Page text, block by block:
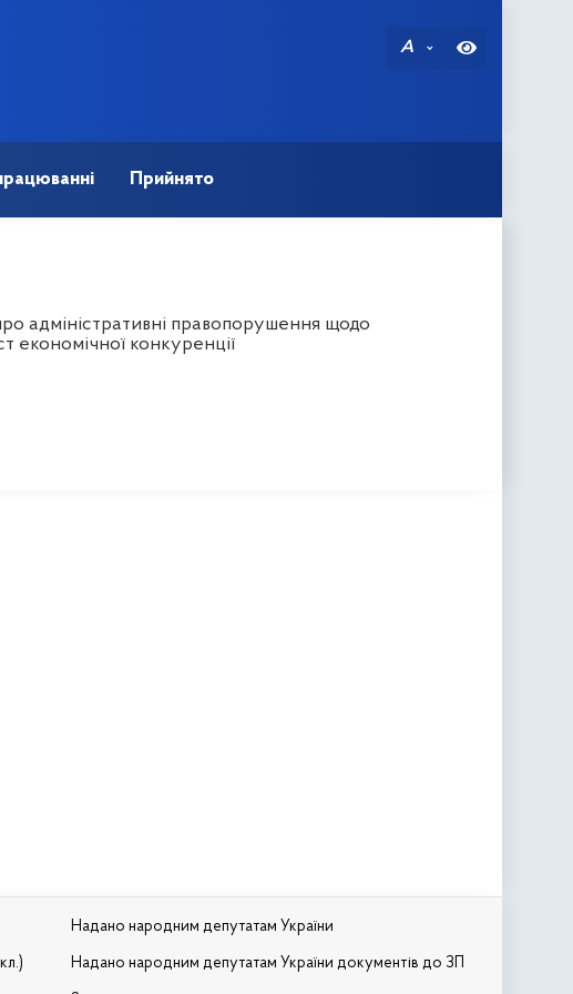
A
Прийнято
адміністративні правопорушення щодо
економічної конкуренції
Надано народним депутатам України
Надано народним депутатам України документів до ЗП